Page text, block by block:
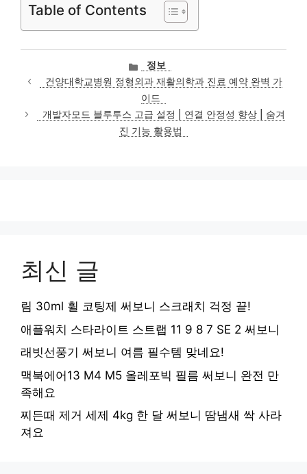
Table of Contents
카
테
고
리
정보
건양대학교병원 정형외과 재활의학과 진료 예약 완벽 가
이드
개발자모드 블루투스 고급 설정 | 연결 안정성 향상 | 숨겨
진 기능 활용법
최신 글
림 30ml 휠 코팅제 써보니 스크래치 걱정 끝!
애플워치 스타라이트 스트랩 11 9 8 7 SE 2 써보니
래빗선풍기 써보니 여름 필수템 맞네요!
맥북에어13 M4 M5 올레포빅 필름 써보니 완전 만
족해요
찌든때 제거 세제 4kg 한 달 써보니 땀냄새 싹 사라
져요